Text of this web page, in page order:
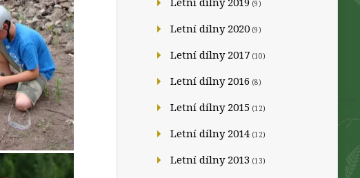
(9)
Letní dílny 2020 (9)
Letní dílny 2017 (10)
Letní dílny 2016 (8)
Letní dílny 2015 (12)
Letní dílny 2014 (12)
Letní dílny 2013 (13)